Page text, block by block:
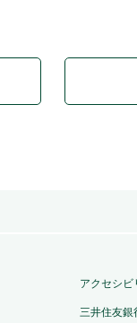
アクセシビ
三井住友銀